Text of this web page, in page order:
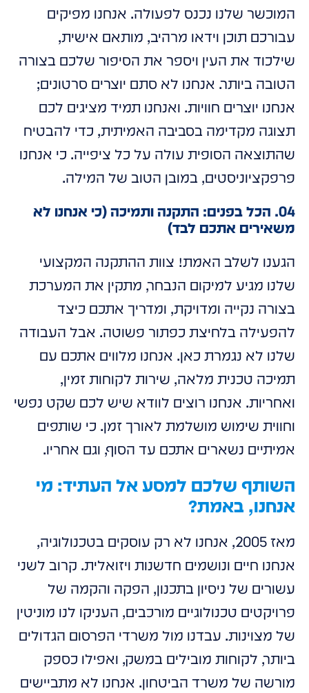
המוכשר שלנו נכנס לפעולה. אנחנו מפיקים
עבורכם תוכן וידאו מרהיב, מותאם אישית,
שילכוד את העין ויספר את הסיפור שלכם בצורה
הטובה ביותר. אנחנו לא סתם יוצרים סרטונים;
אנחנו יוצרים חוויות. ואנחנו תמיד מציגים לכם
תצוגה מקדימה בסביבה האמיתית, כדי להבטיח
שהתוצאה הסופית עולה על כל ציפייה. כי אנחנו
פרפקציוניסטים, במובן הטוב של המילה.
04. הכל בפנים: התקנה ותמיכה (כי אנחנו לא
משאירים אתכם לבד)
הגענו לשלב האמת! צוות ההתקנה המקצועי
שלנו מגיע למיקום הנבחר, מתקין את המערכת
בצורה נקייה ומדויקת, ומדריך אתכם כיצד
להפעילה בלחיצת כפתור פשוטה. אבל העבודה
שלנו לא נגמרת כאן. אנחנו מלווים אתכם עם
תמיכה טכנית מלאה, שירות לקוחות זמין,
ואחריות. אנחנו רוצים לוודא שיש לכם שקט נפשי
וחווית שימוש מושלמת לאורך זמן. כי שותפים
אמיתיים נשארים אתכם עד הסוף, וגם אחריו.
השותף שלכם למסע אל העתיד: מי
אנחנו, באמת?
מאז 2005, אנחנו לא רק עוסקים בטכנולוגיה,
אנחנו חיים ונושמים חדשנות ויזואלית. קרוב לשני
עשורים של ניסיון בתכנון, הפקה והקמה של
פרויקטים טכנולוגיים מורכבים, העניקו לנו מוניטין
של מצוינות. עבדנו מול משרדי הפרסום הגדולים
ביותר, לקוחות מובילים במשק, ואפילו כספק
מורשה של משרד הביטחון. אנחנו לא מתביישים